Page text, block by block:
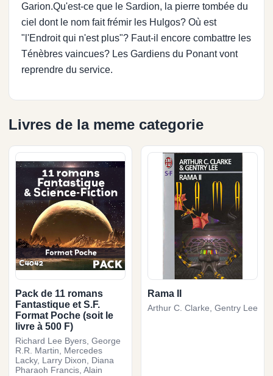
Garion.Qu'est-ce que le Sardion, la pierre tombée du
ciel dont le nom fait frémir les Hulgos? Où est
"l'Endroit qui n'est plus"? Faut-il encore combattre les
Ténèbres vaincues? Les Gardiens du Ponant vont
reprendre du service.
Livres de la meme categorie
Pack de 11 romans
Fantastique et S.F.
Format Poche (soit le
livre à 500 F)
Richard Lee Byers, George
R.R. Martin, Mercedes
Lacky, Larry Dixon, Diana
Pharaoh Francis, Alain
Rama II
Arthur C. Clarke, Gentry Lee